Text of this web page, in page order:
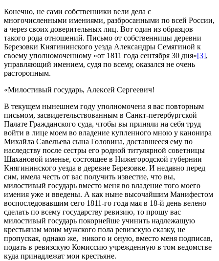
Конечно, не сами собственники вели дела с
многочисленными имениями, разбросанными по всей России,
а через своих доверительных лиц. Вот один из образцов
такого рода отношений. Письмо от собственницы деревни
Березовки Княгининского уезда Александры Семягиной к
своему уполномоченному «от 1811 года сентября 30 дня»[3],
управляющий имением, судя по всему, оказался не очень
расторопным.
«Милостивый государь, Алексей Сергеевич!
В текущем нынешнем году уполномочена я вас повторным
письмом, засвидетельствованным в Санкт-петербургской
Палате Гражданского суда, чтобы вы приняли на себя труд
войти в лице моем во владение купленного мною у канонира
Михайла Савельева сына Головина, доставшееся ему по
наследству после сестры его родной титулярной советницы
Шахановой именье, состоящее в Нижегородской губернии
Княгининского уезда в деревне Березовке. И недавно перед
сим, имела честь от вас получить известие, что вы,
милостивый государь вместо меня во владение того моего
имения уже и введены. А как ныне высочайшим Манифестом
воспоследовавшим сего 1811-го года мая в 18-й день велено
сделать по всему государству ревизию, то прошу вас
милостивый государь покорнейше учинить надлежащую
крестьянам моим мужского пола ревизскую сказку, не
пропуская, однако же, никого и оную, вместо меня подписав,
подать в ревизскую Комиссию учрежденную в том ведомстве
куда принадлежат мои крестьяне.